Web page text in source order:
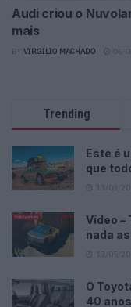
Audi criou o
mais
VIRGILIO MACHADO
Trending
Este é
que
Vídeo –
nada
O
40